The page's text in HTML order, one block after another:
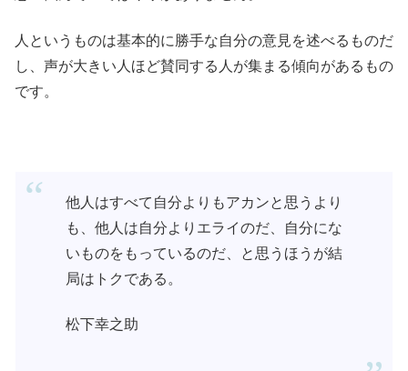
人というものは基本的に勝手な自分の意見を述べるものだ
し、声が大きい人ほど賛同する人が集まる傾向があるもの
です。
他人はすべて自分よりもアカンと思うより
も、他人は自分よりエライのだ、自分にな
いものをもっているのだ、と思うほうが結
局はトクである。
松下幸之助